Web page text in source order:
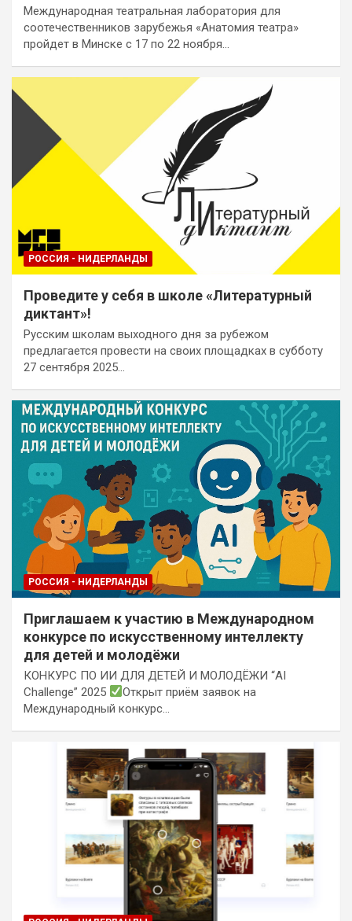
Международная театральная лаборатория для
соотечественников зарубежья «Анатомия театра»
пройдет в Минске с 17 по 22 ноября…
РОССИЯ - НИДЕРЛАНДЫ
Проведите у себя в школе «Литературный
диктант»!
Русским школам выходного дня за рубежом
предлагается провести на своих площадках в субботу
27 сентября 2025…
РОССИЯ - НИДЕРЛАНДЫ
Приглашаем к участию в Международном
конкурсе по искусственному интеллекту
для детей и молодёжи
КОНКУРС ПО ИИ ДЛЯ ДЕТЕЙ И МОЛОДЁЖИ “AI
Challenge” 2025
Открыт приём заявок на
Международный конкурс…